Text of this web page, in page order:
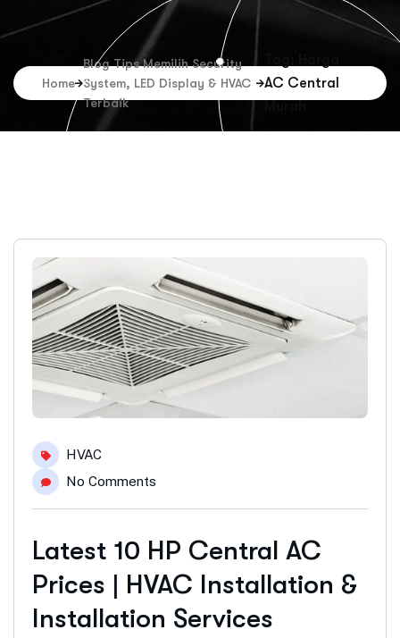
Home
Blog Tips Memilih Security
System, LED Display & HVAC
Terbaik
AC Central
HVAC
No Comments
Latest 10 HP Central AC
Prices | HVAC Installation &
Installation Services